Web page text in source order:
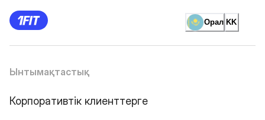
Орал KK
Ынтымақтастық
Корпоративтік клиенттерге